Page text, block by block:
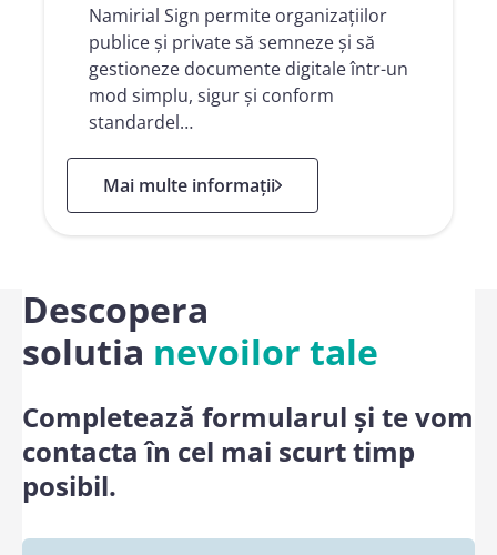
Namirial Sign permite organizațiilor
publice și private să semneze și să
gestioneze documente digitale într-un
mod simplu, sigur și conform
standardel…
Mai multe informații
: Namirial Sign
Descopera
solutia nevoilor tale
Completează formularul și te vom
contacta în cel mai scurt timp
posibil.